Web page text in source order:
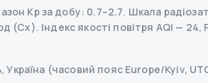
Kp за добу: 0.7–2.7. Шкала
(Сх). Індекс якості повітря AQI — 24,
(часовий пояс Europe/Kyiv,